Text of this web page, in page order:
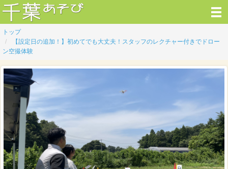
トップ
【設定日の追加！】初めてでも大丈夫！スタッフのレクチャー付きでドロー
ン空撮体験